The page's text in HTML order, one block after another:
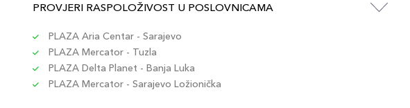
PROVJERI RASPOLOŽIVOST U POSLOVNICAMA
PLAZA Aria Centar - Sarajevo
PLAZA Mercator - Tuzla
PLAZA Delta Planet - Banja Luka
PLAZA Mercator - Sarajevo Ložionička